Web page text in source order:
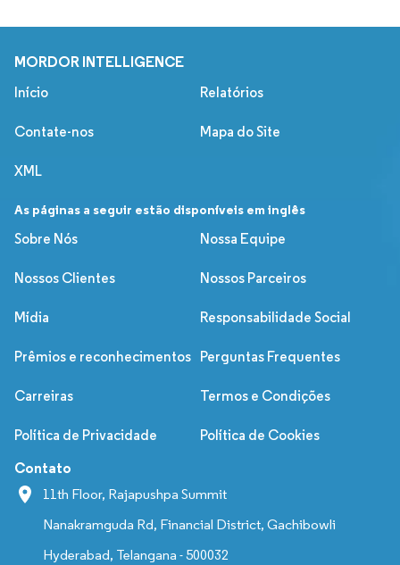
MORDOR INTELLIGENCE
Início Relatórios
Contate-nos Mapa do Site
XML
As páginas a seguir estão disponíveis em inglês
Sobre Nós
Nossa Equipe
Nossos Clientes Nossos Parceiros
Mídia Responsabilidade Social
Prêmios e reconhecimentos Perguntas Frequentes
Carreiras Termos e Condições
Política de Privacidade Política de Cookies
Contato
11th Floor, Rajapushpa Summit
Nanakramguda Rd, Financial District, Gachibowli
Hyderabad, Telangana - 500032